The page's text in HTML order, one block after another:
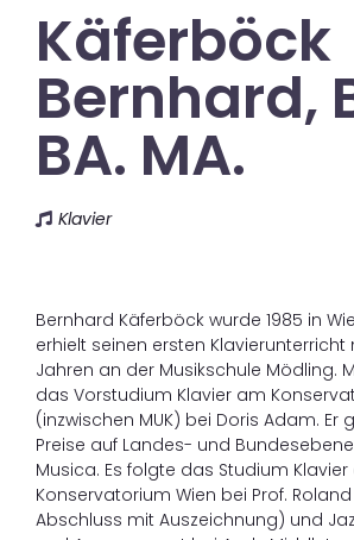
Käferböck
Bernhard,
BA. MA.
Klavier
Bernhard Käferböck wurde 1985 in
erhielt seinen ersten Klavierunterricht
Jahren an der Musikschule Mödling.
das Vorstudium Klavier am
(inzwischen MUK) bei Doris Adam. Er
Preise auf Landes- und
Musica. Es folgte das Studium
Konservatorium Wien bei Prof.
Abschluss mit Auszeichnung) und